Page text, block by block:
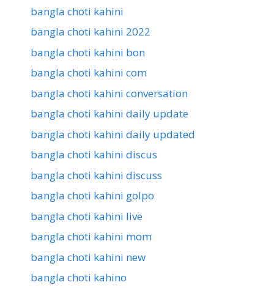
bangla choti kahini
bangla choti kahini 2022
bangla choti kahini bon
bangla choti kahini com
bangla choti kahini conversation
bangla choti kahini daily update
bangla choti kahini daily updated
bangla choti kahini discus
bangla choti kahini discuss
bangla choti kahini golpo
bangla choti kahini live
bangla choti kahini mom
bangla choti kahini new
bangla choti kahino